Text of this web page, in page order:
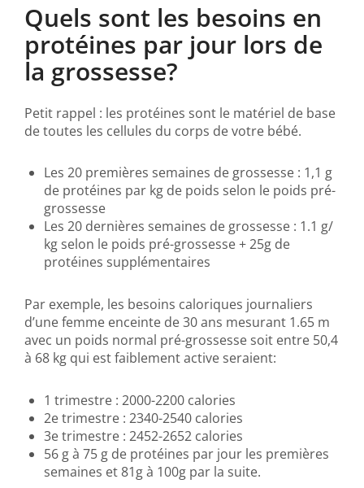
Quels sont les besoins en
protéines par jour lors de
la grossesse?
Petit rappel : les protéines sont le matériel de base
de toutes les cellules du corps de votre bébé.
Les 20 premières semaines de grossesse : 1,1 g
de protéines par kg de poids selon le poids pré-
grossesse
Les 20 dernières semaines de grossesse : 1.1 g/
kg selon le poids pré-grossesse + 25g de
protéines supplémentaires
Par exemple, les besoins caloriques journaliers
d’une femme enceinte de 30 ans mesurant 1.65 m
avec un poids normal pré-grossesse soit entre 50,4
à 68 kg qui est faiblement active seraient:
1 trimestre : 2000-2200 calories
2e trimestre : 2340-2540 calories
3e trimestre : 2452-2652 calories
56 g à 75 g de protéines par jour les premières
semaines et 81g à 100g par la suite.